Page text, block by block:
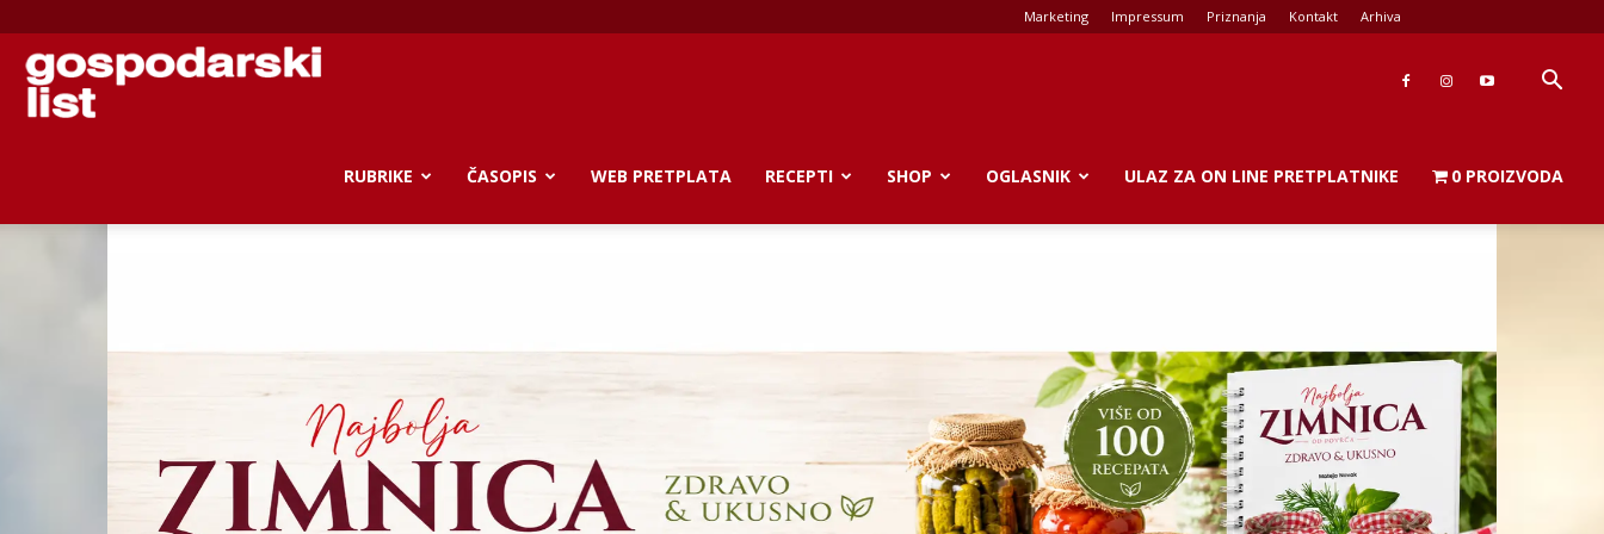
Marketing Impressum Priznanja Kontakt Arhiva
Gospodarski
RUBRIKE ČASOPIS WEB PRETPLATA RECEPTI SHOP OGLASNIK ULAZ ZA ON LINE PRETPLATNIKE 0 PROIZVODA